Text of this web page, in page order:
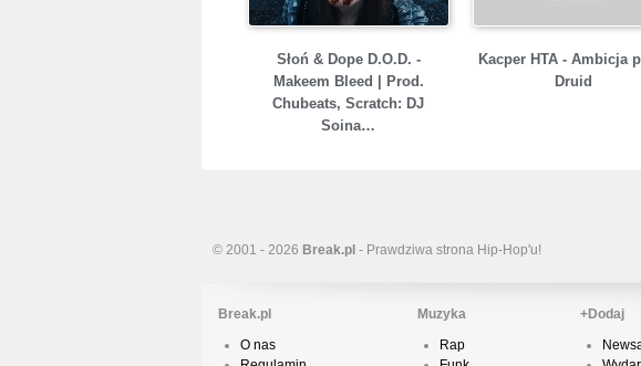
Słoń & Dope D.O.D. -
Makeem Bleed | Prod.
Chubeats, Scratch: DJ
Soina…
Kacper HTA - Ambicja
Druid
© 2001 - 2026 Break.pl - Prawdziwa strona Hip-Hop'u!
Break.pl
O nas
Muzyka
Rap
+Dodaj